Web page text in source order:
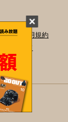
て
利用規約
について